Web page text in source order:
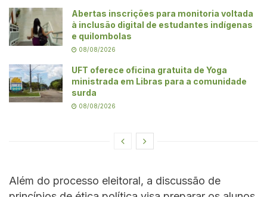
Abertas inscrições para monitoria voltada
à inclusão digital de estudantes indígenas
e quilombolas
08/08/2026
UFT oferece oficina gratuita de Yoga
ministrada em Libras para a comunidade
surda
08/08/2026
Além do processo eleitoral, a discussão de